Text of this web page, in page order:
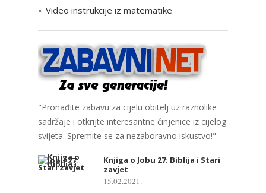
Video instrukcije iz matematike
"Pronađite zabavu za cijelu obitelj uz raznolike
sadržaje i otkrijte interesantne činjenice iz cijelog
svijeta. Spremite se za nezaboravno iskustvo!"
Knjiga o Jobu 27: Biblija i Stari
zavjet
15.02.2021.